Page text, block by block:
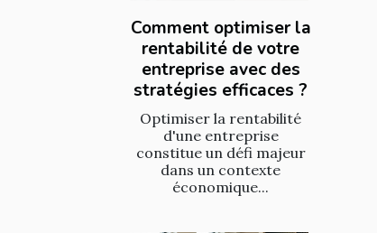
Comment optimiser la
rentabilité de votre
entreprise avec des
stratégies efficaces ?
Optimiser la rentabilité
d'une entreprise
constitue un défi majeur
dans un contexte
économique...